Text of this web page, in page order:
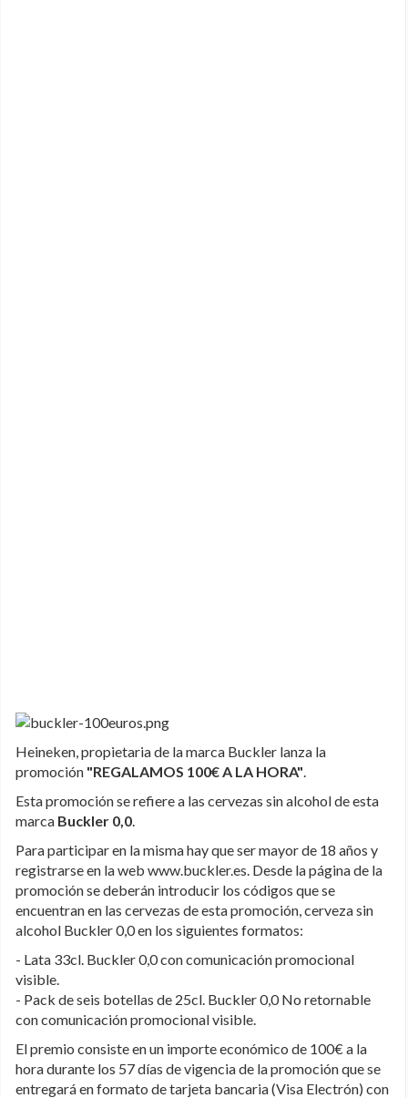
Heineken, propietaria de la marca Buckler lanza la
promoción "REGALAMOS 100€ A LA HORA".
Esta promoción se refiere a las cervezas sin alcohol de esta
marca Buckler 0,0.
Para participar en la misma hay que ser mayor de 18 años y
registrarse en la web www.buckler.es. Desde la página de la
promoción se deberán introducir los códigos que se
encuentran en las cervezas de esta promoción, cerveza sin
alcohol Buckler 0,0 en los siguientes formatos:
- Lata 33cl. Buckler 0,0 con comunicación promocional
visible.
- Pack de seis botellas de 25cl. Buckler 0,0 No retornable
con comunicación promocional visible.
El premio consiste en un importe económico de 100€ a la
hora durante los 57 días de vigencia de la promoción que se
entregará en formato de tarjeta bancaria (Visa Electrón) con